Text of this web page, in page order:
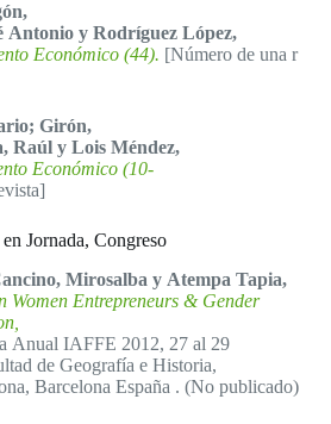
Antonio y Rodríguez López,
Económico (44). [Número de una r
Girón,
Raúl y Lois Méndez,
Económico (10-
Jornada, Congreso
Mirosalba y Atempa Tapia,
Women Entrepreneurs & Gender
Anual IAFFE 2012, 27 al 29
de Geografía e Historia,
Barcelona España . (No publicado)